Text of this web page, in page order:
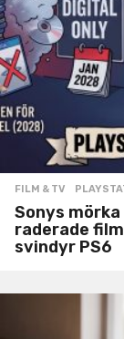
FILM & TV ,
Sonys
raderade
svindyr PS6